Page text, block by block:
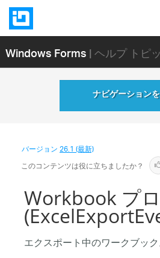
Windows Forms| ヘルプ トピ
ナビゲーション
バージョン26.1 (最新)
このコンテンツは役に立ちましたか？
Workbook プ
エクスポート中のワークブック